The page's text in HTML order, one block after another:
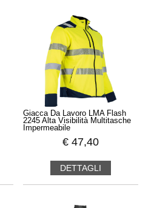
Giacca Da Lavoro LMA Flash
2245 Alta Visibilità Multitasche
Impermeabile
€ 47,40
DETTAGLI